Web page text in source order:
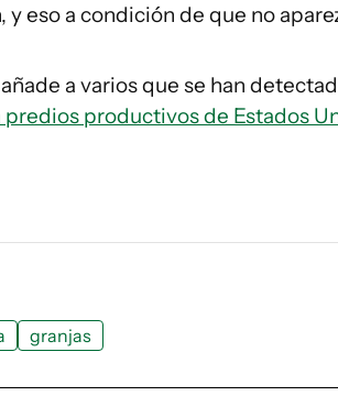
eso a condición de que no
a varios que se han
predios productivos de Estados
granjas